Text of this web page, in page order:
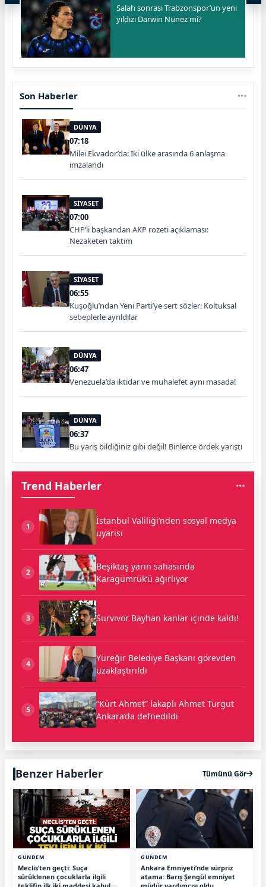
Salah sonrası Trabzonspor’un yeni
yıldızı Darwin Nunez mi?
Son Haberler
DÜNYA
07:18
Milei Ekvador’da: İki ülke arasında 6 anlaşma
imzalandı
SİYASET
07:00
CHP’li başkandan AKP rozeti açıklaması:
Nezaketen taktım
SİYASET
06:55
Kuşoğlu’ndan Yeni Parti’ye sert sözler: Koltuksal
sebeplerle ayrıldılar
DÜNYA
06:47
Venezuela’da iktidar ve muhalefet aynı masada!
DÜNYA
06:37
Bu yarış bildiğiniz gibi değil! Binlerce ördek yarıştı
Trend Haberler
1
İstanbul Valiliği’nden sosyal medya
uyarısı
2
Beşiktaş yarın sahasında
Karagümrük’ü ağırlıyor
3 Survivor Bayhan kanlar içinde kaldı!
4
Yüreğir Belediye Başkanı görevden
uzaklaştırıldı
5
“Kürt Ahmet” lakaplı Ahmet Turgut
Ankara’da defnedildi
Benzer Haberler Tümünü Gör
GÜNDEM
Meclis’ten geçti: Suça
sürüklenen çocuklarla ilgili
GÜNDEM
Ankara Emniyeti’nde sürpriz
atama: Barış Şengül emniyet